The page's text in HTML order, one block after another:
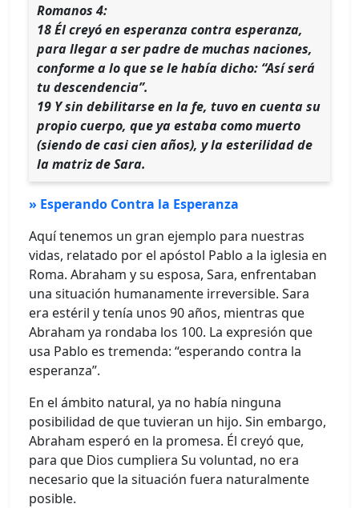
Romanos 4:
18 Él creyó en esperanza contra esperanza,
para llegar a ser padre de muchas naciones,
conforme a lo que se le había dicho: “Así será
tu descendencia”.
19 Y sin debilitarse en la fe, tuvo en cuenta su
propio cuerpo, que ya estaba como muerto
(siendo de casi cien años), y la esterilidad de
la matriz de Sara.
» Esperando Contra la Esperanza
Aquí tenemos un gran ejemplo para nuestras
vidas, relatado por el apóstol Pablo a la iglesia en
Roma. Abraham y su esposa, Sara, enfrentaban
una situación humanamente irreversible. Sara
era estéril y tenía unos 90 años, mientras que
Abraham ya rondaba los 100. La expresión que
usa Pablo es tremenda: “esperando contra la
esperanza”.
En el ámbito natural, ya no había ninguna
posibilidad de que tuvieran un hijo. Sin embargo,
Abraham esperó en la promesa. Él creyó que,
para que Dios cumpliera Su voluntad, no era
necesario que la situación fuera naturalmente
posible.